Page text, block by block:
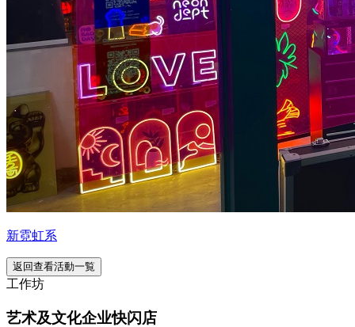
新霓虹系
返回查看活動一覧
工作坊
艺术及文化企业快闪店